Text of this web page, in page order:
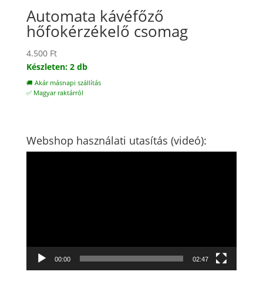
Automata kávéfőző
hőfokérzékelő csomag
4.500 Ft
Készleten: 2 db
🚚 Akár másnapi szállítás
✅ Magyar raktárról
Webshop használati utasítás (videó):
00:00 02:47